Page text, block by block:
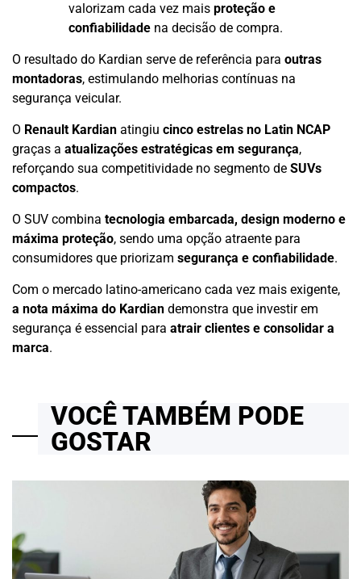
valorizam cada vez mais proteção e
confiabilidade na decisão de compra.
O resultado do Kardian serve de referência para outras
montadoras, estimulando melhorias contínuas na
segurança veicular.
O Renault Kardian atingiu cinco estrelas no Latin NCAP
graças a atualizações estratégicas em segurança,
reforçando sua competitividade no segmento de SUVs
compactos.
O SUV combina tecnologia embarcada, design moderno e
máxima proteção, sendo uma opção atraente para
consumidores que priorizam segurança e confiabilidade.
Com o mercado latino-americano cada vez mais exigente,
a nota máxima do Kardian demonstra que investir em
segurança é essencial para atrair clientes e consolidar a
marca.
VOCÊ TAMBÉM PODE
GOSTAR